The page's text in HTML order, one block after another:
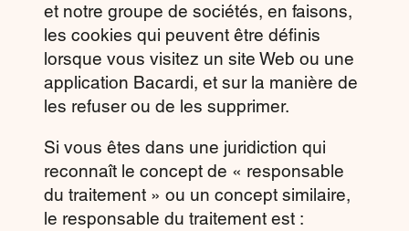
et notre groupe de sociétés, en faisons,
les cookies qui peuvent être définis
lorsque vous visitez un site Web ou une
application Bacardi, et sur la manière de
les refuser ou de les supprimer.
Si vous êtes dans une juridiction qui
reconnaît le concept de « responsable
du traitement » ou un concept similaire,
le responsable du traitement est :